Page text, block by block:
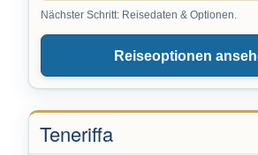
Nächster Schritt: Reisedaten & Optionen.
Reiseoptionen
Teneriffa